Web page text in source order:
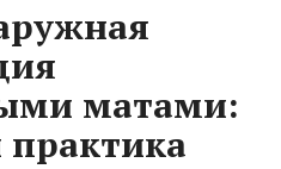
матами: